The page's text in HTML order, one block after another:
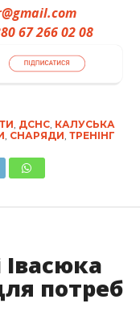
67 266 02 08
, ДСНС, КАЛУСЬКА
, СНАРЯДИ, ТРЕНІНГ
Івасюка
потреб